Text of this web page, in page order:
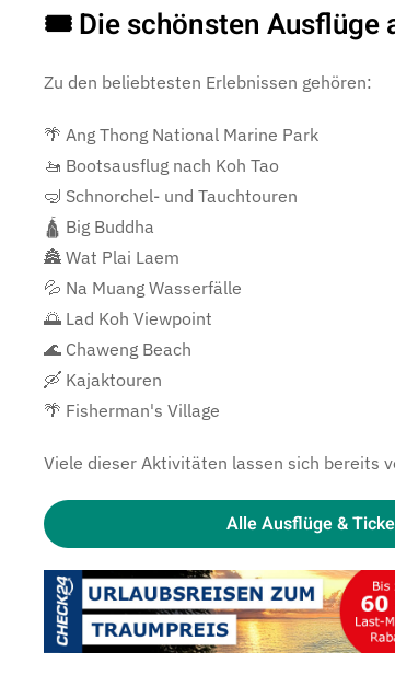
🎟 Die schönsten Ausflüge
Zu den beliebtesten Erlebnissen gehören:
🌴 Ang Thong National Marine Park
🚤 Bootsausflug nach Koh Tao
🤿 Schnorchel- und Tauchtouren
🛕 Big Buddha
🏯 Wat Plai Laem
💦 Na Muang Wasserfälle
🌅 Lad Koh Viewpoint
🌊 Chaweng Beach
🛶 Kajaktouren
🌴 Fisherman's Village
Viele dieser Aktivitäten lassen sich bereits
Alle Ausflüge &